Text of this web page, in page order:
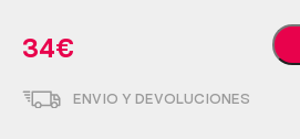
34€
ENVIO Y DEVOLUCIONES